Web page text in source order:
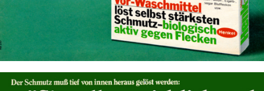
Bild-ID: 13426